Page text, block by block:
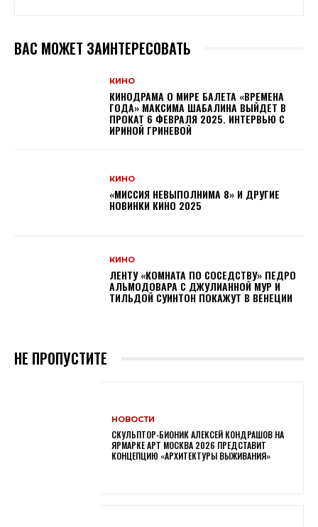
ВАС МОЖЕТ ЗАИНТЕРЕСОВАТЬ
КИНО
КИНОДРАМА О МИРЕ БАЛЕТА «ВРЕМЕНА
ГОДА» МАКСИМА ШАБАЛИНА ВЫЙДЕТ В
ПРОКАТ 6 ФЕВРАЛЯ 2025. ИНТЕРВЬЮ С
ИРИНОЙ ГРИНЕВОЙ
КИНО
«МИССИЯ НЕВЫПОЛНИМА 8» И ДРУГИЕ
НОВИНКИ КИНО 2025
КИНО
ЛЕНТУ «КОМНАТА ПО СОСЕДСТВУ» ПЕДРО
АЛЬМОДОВАРА С ДЖУЛИАННОЙ МУР И
ТИЛЬДОЙ СУИНТОН ПОКАЖУТ В ВЕНЕЦИИ
НЕ ПРОПУСТИТЕ
НОВОСТИ
СКУЛЬПТОР-БИОНИК АЛЕКСЕЙ КОНДРАШОВ НА
ЯРМАРКЕ АРТ МОСКВА 2026 ПРЕДСТАВИТ
КОНЦЕПЦИЮ «АРХИТЕКТУРЫ ВЫЖИВАНИЯ»